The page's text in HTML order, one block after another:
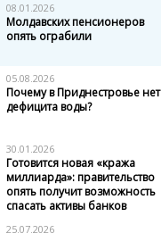
08.01.2026
Молдавских пенсионеров
опять ограбили
05.08.2026
Почему в Приднестровье нет
дефицита воды?
30.01.2026
Готовится новая «кража
миллиарда»: правительство
опять получит возможность
спасать активы банков
25.07.2026